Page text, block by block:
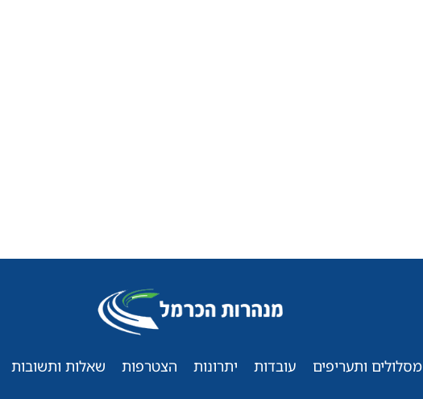
מסלולים ותעריפים עובדות יתרונות הצטרפות שאלות ותשובות